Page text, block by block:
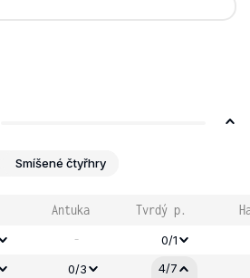
Smíšené čtyřhry
Antuka Tvrdý p.
-
0/1
0/3 4/7